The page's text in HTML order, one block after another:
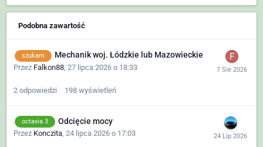
Podobna zawartość
szukam Mechanik woj. Łódzkie lub Mazowieckie
Przez Falkon88 27 lipca 2026 o 18:33
2 odpowiedzi 198 wyświetleń
octavia 3 Odcięcie mocy
Przez Konczita, 24 lipca 2026 o 17:03